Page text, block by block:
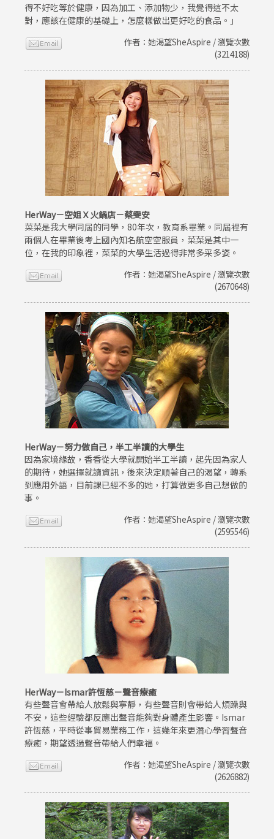
得不好吃等於健康，因為加工、添加物少，我覺得這不太
對，應該在健康的基礎上，怎麼樣做出更好吃的食品。」
作者：她渴望SheAspire / 瀏覽次數
(3214188)
HerWay－空姐Ｘ火鍋店－蔡雯安
菜菜是我大學同屆的同學，80年次，教育系畢業。同屆裡有
兩個人在畢業後考上國內知名航空空服員，菜菜是其中一
位，在我的印象裡，菜菜的大學生活過得非常多采多姿。
作者：她渴望SheAspire / 瀏覽次數
(2670648)
HerWay－努力做自己，半工半讀的大學生
因為家境緣故，香香從大學就開始半工半讀，起先因為家人
的期待，她選擇就讀資訊，後來決定順著自己的渴望，轉系
到應用外語，目前課已經不多的她，打算做更多自己想做的
事。
作者：她渴望SheAspire / 瀏覽次數
(2595546)
HerWay－Ismar許恆慈－聲音療癒
有些聲音會帶給人放鬆與寧靜，有些聲音則會帶給人煩躁與
不安，這些經驗都反應出聲音能夠對身體產生影響。Ismar
許恆慈，平時從事貿易業務工作，這幾年來更潛心學習聲音
療癒，期望透過聲音帶給人們幸福。
作者：她渴望SheAspire / 瀏覽次數
(2626882)